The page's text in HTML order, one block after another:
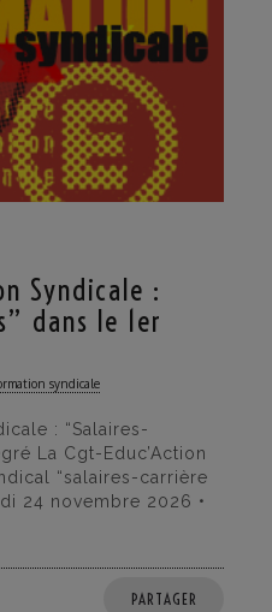
Syndicale :
dans le 1er
syndicale
: “Salaires-
La Cgt-Educ’Action
“salaires-carrière
24 novembre 2026 •
PARTAGER